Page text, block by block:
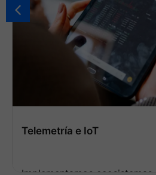
Aplicaciones RTO y RTT